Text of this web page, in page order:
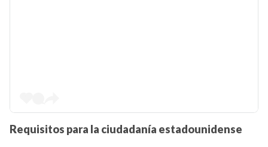
Requisitos para la ciudadanía estadounidense